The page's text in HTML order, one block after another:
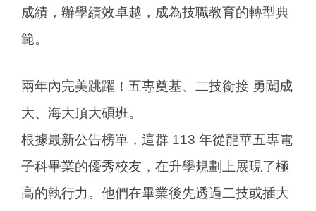
成績，辦學績效卓越，成為技職教育的轉型典
範。
兩年內完美跳躍！五專奠基、二技銜接 勇闖成
大、海大頂大碩班。
根據最新公告榜單，這群 113 年從龍華五專電
子科畢業的優秀校友，在升學規劃上展現了極
高的執行力。他們在畢業後先透過二技或插大